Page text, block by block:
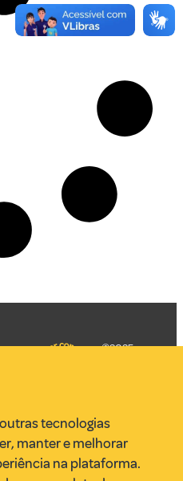
©2025
tecnologias
manter e melhorar
na plataforma.